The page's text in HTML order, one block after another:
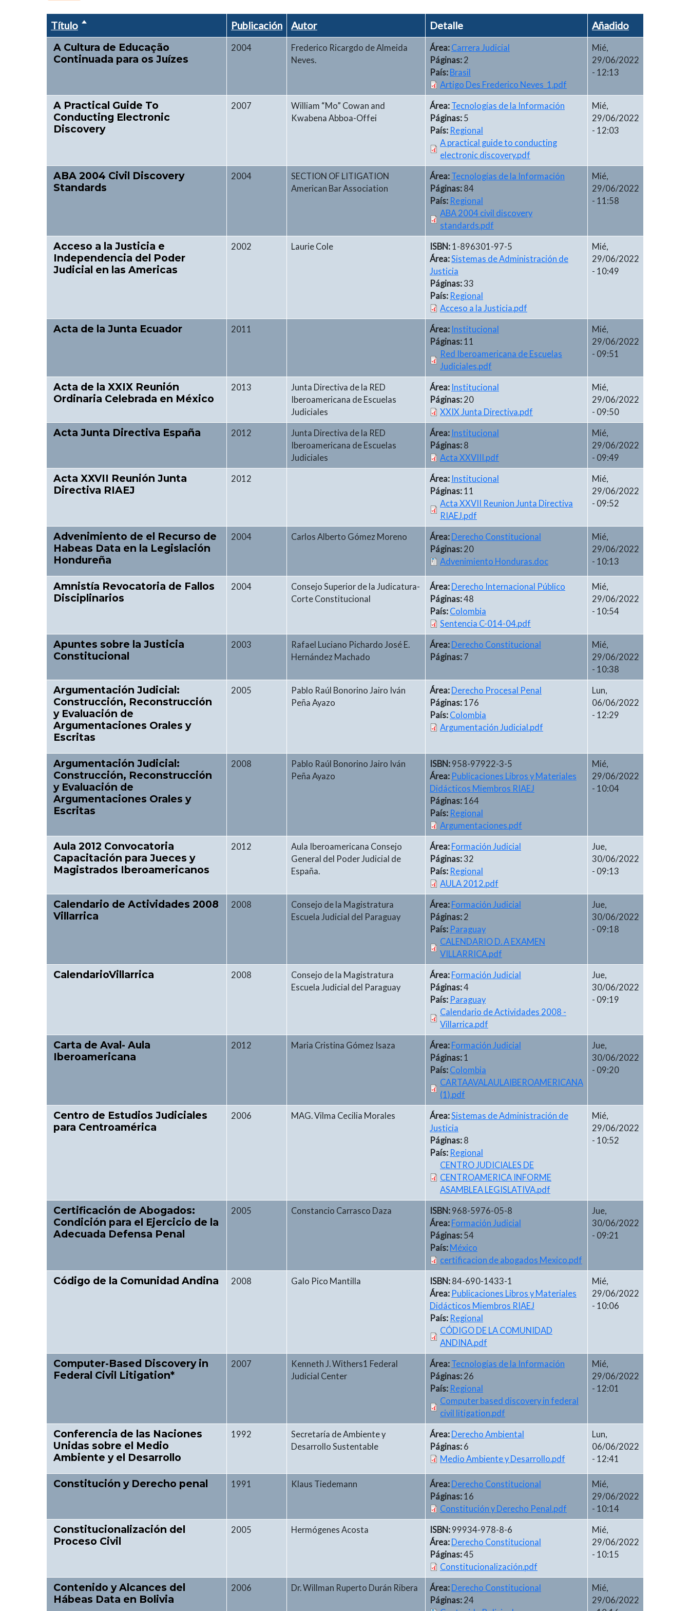
Título Ordenar descendente Publicación Autor Detalle Añadido
A Cultura de Educação
Continuada para os Juízes
2004
Frederico Ricargdo de Almeida
Neves.
Área: Carrera Judicial
Páginas: 2
País: Brasil
Artigo Des Frederico Neves_1.pdf
Mié,
29/06/2022
- 12:13
A Practical Guide To
Conducting Electronic
Discovery
2007
William “Mo” Cowan and
Kwabena Abboa-Offei
Área: Tecnologías de la Información
Páginas: 5
País: Regional
A practical guide to conducting
electronic discovery.pdf
Mié,
29/06/2022
- 12:03
ABA 2004 Civil Discovery
Standards
2004
SECTION OF LITIGATION
American Bar Association
Área: Tecnologías de la Información
Páginas: 84
País: Regional
ABA 2004 civil discovery
standards.pdf
Mié,
29/06/2022
- 11:58
Acceso a la Justicia e
Independencia del Poder
Judicial en las Americas
2002 Laurie Cole ISBN: 1-896301-97-5
Área:Sistemas de Administración de
Justicia
Páginas:33
País: Regional
Acceso a la Justicia.pdf
Mié,
29/06/2022
- 10:49
Acta de la Junta Ecuador 2011 Área: Institucional
Páginas: 11
Red Iberoamericana de Escuelas
Judiciales.pdf
Mié,
29/06/2022
- 09:51
Acta de la XXIX Reunión
Ordinaria Celebrada en México
2013
Junta Directiva de la RED
Iberoamericana de Escuelas
Judiciales
Área: Institucional
Páginas: 20
XXIX Junta Directiva.pdf
Mié,
29/06/2022
- 09:50
Acta Junta Directiva España 2012
Junta Directiva de la RED
Iberoamericana de Escuelas
Judiciales
Área: Institucional
Páginas: 8
Acta XXVIII.pdf
Mié,
29/06/2022
- 09:49
Acta XXVII Reunión Junta
Directiva RIAEJ
2012 Área: Institucional
Páginas: 11
Acta XXVII Reunion Junta Directiva
RIAEJ.pdf
Mié,
29/06/2022
- 09:52
Advenimiento de el Recurso de
Habeas Data en la Legislación
Hondureña
2004 Carlos Alberto Gómez Moreno Área: Derecho Constitucional
Páginas: 20
Advenimiento Honduras.doc
Mié,
29/06/2022
- 10:13
Amnistía Revocatoria de Fallos
Disciplinarios
2004
Consejo Superior de la Judicatura-
Corte Constitucional
Área: Derecho Internacional Público
Páginas:48
País: Colombia
Sentencia C-014-04.pdf
Mié,
29/06/2022
- 10:54
Apuntes sobre la Justicia
Constitucional
2003
Rafael Luciano Pichardo José E.
Hernández Machado
Área: Derecho Constitucional
Páginas: 7
Mié,
29/06/2022
- 10:38
Argumentación Judicial:
Construcción, Reconstrucción
y Evaluación de
Argumentaciones Orales y
Escritas
2005
Pablo Raúl Bonorino Jairo Iván
Peña Ayazo
Área: Derecho Procesal Penal
Páginas: 176
País: Colombia
Argumentación Judicial.pdf
Lun,
06/06/2022
- 12:29
Argumentación Judicial:
Construcción, Reconstrucción
y Evaluación de
Argumentaciones Orales y
Escritas
2008
Pablo Raúl Bonorino Jairo Iván
Peña Ayazo​
ISBN: 958-97922-3-5
Área: Publicaciones Libros y Materiales
Didácticos Miembros RIAEJ
Páginas: 164
País: Regional
Argumentaciones.pdf
Mié,
29/06/2022
- 10:04
Aula 2012 Convocatoria
Capacitación para Jueces y
Magistrados Iberoamericanos
2012
Aula Iberoamericana Consejo
General del Poder Judicial de
España.
Área: Formación Judicial
Páginas:32
País: Regional
AULA 2012.pdf
Jue,
30/06/2022
- 09:13
Calendario de Actividades 2008
Villarrica
2008
Consejo de la Magistratura
Escuela Judicial del Paraguay
Área: Formación Judicial
Páginas: 2
País: Paraguay
CALENDARIO D. A EXAMEN
VILLARRICA.pdf
Jue,
30/06/2022
- 09:18
CalendarioVillarrica 2008
Consejo de la Magistratura
Escuela Judicial del Paraguay
Área: Formación Judicial
Páginas:4
País: Paraguay
Calendario de Actividades 2008 -
Villarrica.pdf
Jue,
30/06/2022
- 09:19
Carta de Aval- Aula
Iberoamericana
2012 Maria Cristina Gómez Isaza Área: Formación Judicial
Páginas: 1
País: Colombia
CARTAAVALAULAIBEROAMERICANA
(1).pdf
Jue,
30/06/2022
- 09:20
Centro de Estudios Judiciales
para Centroamérica
2006 MAG. Vilma Cecilia Morales Área:Sistemas de Administración de
Justicia
Páginas: 8
País: Regional
CENTRO JUDICIALES DE
CENTROAMERICA INFORME
ASAMBLEA LEGISLATIVA.pdf
Mié,
29/06/2022
- 10:52
Certificación de Abogados:
Condición para el Ejercicio de la
Adecuada Defensa Penal
2005 Constancio Carrasco Daza ISBN: 968-5976-05-8
Área: Formación Judicial
Páginas: 54
País: México
certificacion de abogados Mexico.pdf
Jue,
30/06/2022
- 09:21
Código de la Comunidad Andina 2008 Galo Pico Mantilla ISBN: 84-690-1433-1
Área: Publicaciones Libros y Materiales
Didácticos Miembros RIAEJ
País: Regional
CÓDIGO DE LA COMUNIDAD
ANDINA.pdf
Mié,
29/06/2022
- 10:06
Computer-Based Discovery in
Federal Civil Litigation*
2007
Kenneth J. Withers1 Federal
Judicial Center
Área: Tecnologías de la Información
Páginas: 26
País: Regional
Computer based discovery in federal
civil litigation.pdf
Mié,
29/06/2022
- 12:01
Conferencia de las Naciones
Unidas sobre el Medio
Ambiente y el Desarrollo
1992
Secretaría de Ambiente y
Desarrollo Sustentable
Área: Derecho Ambiental
Páginas: 6
Medio Ambiente y Desarrollo.pdf
Lun,
06/06/2022
- 12:41
Constitución y Derecho penal 1991 Klaus Tiedemann Área: Derecho Constitucional
Páginas: 16
Constitución y Derecho Penal.pdf
Mié,
29/06/2022
- 10:14
Constitucionalización del
Proceso Civil
2005 Hermógenes Acosta ISBN: 99934-978-8-6
Área: Derecho Constitucional
Páginas:45
Constitucionalización.pdf
Mié,
29/06/2022
- 10:15
Contenido y Alcances del
Hábeas Data en Bolivia
2006 Dr. Willman Ruperto Durán Ribera Área: Derecho Constitucional
Páginas: 24
Mié,
29/06/2022